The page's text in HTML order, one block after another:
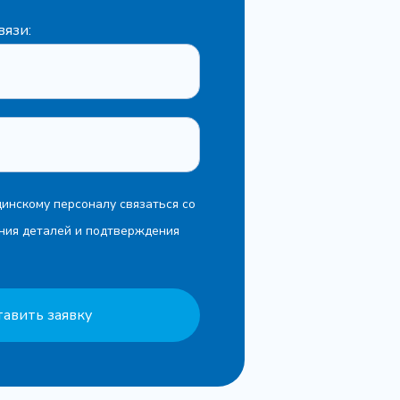
грн Записаться
грн Записаться
грн Записаться
персоналу связаться со
деталей и подтверждения
заявку